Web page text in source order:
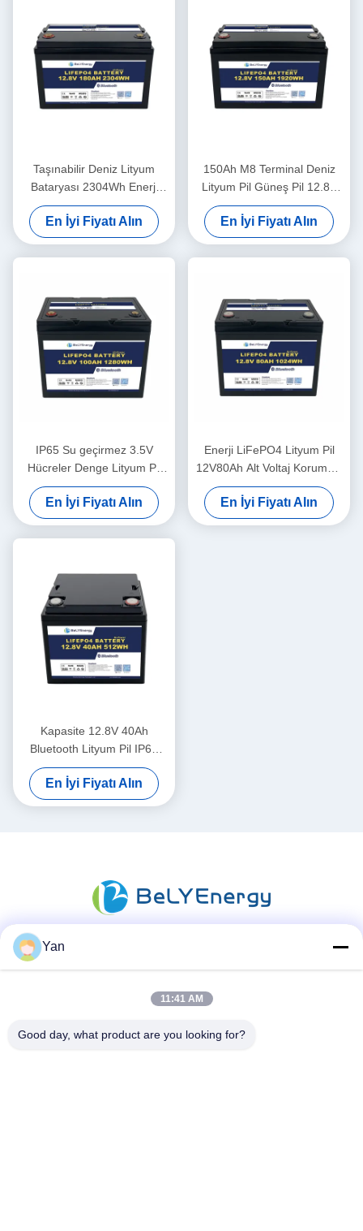
Taşınabilir Deniz Lityum
Bataryası 2304Wh Enerji
260A Zirve Serbestleme
12.8V180Ah
En İyi Fiyatı Alın
150Ah M8 Terminal Deniz
Lityum Pil Güneş Pil 12.8V
ABS Kutusu
En İyi Fiyatı Alın
IP65 Su geçirmez 3.5V
Hücreler Denge Lityum Pil
12V100Ah Güneş Pil Lityum
En İyi Fiyatı Alın
Enerji LiFePO4 Lityum Pil
12V80Ah Alt Voltaj Koruması
14.6V
En İyi Fiyatı Alın
Kapasite 12.8V 40Ah
Bluetooth Lityum Pil IP65
Kapalı Koruma 512Wh Enerji
En İyi Fiyatı Alın
Hızlı iletişim
Yan
11:41 AM
Good day, what product are you looking for?